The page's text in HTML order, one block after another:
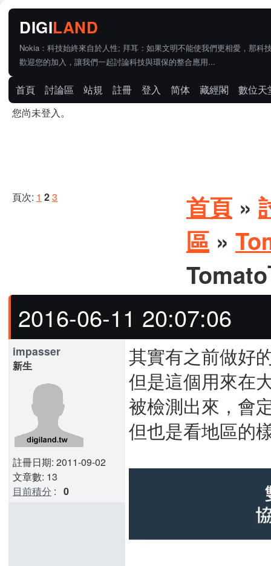
Nokia：科技始終來自於人性; 拜耳：如果文明不能使我們更相愛，那科
歡迎您的加入，讓我們一起討論科技與環保的整合應用...
首頁 討論區 站規 註冊 登入 简体 藏經閣
數位天
您尚未登入。
頁次: 1 23 首頁 »
區 »
2016-06-11 20:07:06
impasser
新生
註冊日期: 2011-09-02
文章數: 13
目前積分 : 0
其實有之前做好
但是這個用來在
被檢測出來，會
但也是看地區的